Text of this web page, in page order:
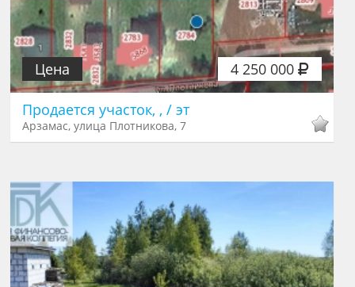
4 250 000
Цена
Продается участок, , / эт
Арзамас, улица Плотникова, 7